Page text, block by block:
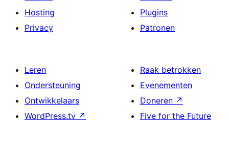
Hosting
Privacy
Plugins
Patronen
Leren
Ondersteuning
Ontwikkelaars
WordPress.tv ↗
Raak betrokken
Evenementen
Doneren ↗
Five for the Future